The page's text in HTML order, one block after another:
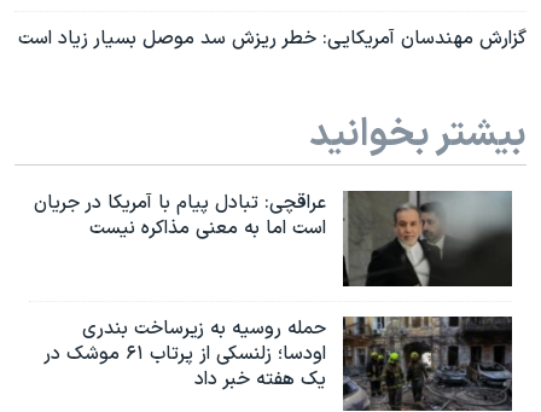
گزارش مهندسان آمریکایی: خطر ریزش سد موصل بسیار زیاد است
بیشتر بخوانید
عراقچی: تبادل پیام با آمریکا در جریان
است اما به معنی مذاکره نیست
حمله روسیه به زیرساخت بندری
اودسا؛ زلنسکی از پرتاب ۶۱ موشک در
یک هفته خبر داد